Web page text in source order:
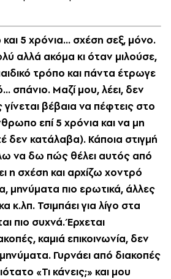
5 χρόνια... σχέση σεξ, μόνο.
αλλά ακόμα κι όταν μιλούσε,
τρόπο και πάντα έτρωγε
σπάνιο. Μαζί μου, λέει, δεν
βέβαια να πέφτεις στο
επί 5 χρόνια και να μη
δεν κατάλαβα). Κάποια στιγμή
να δω πώς θέλει αυτός από
η σχέση και αρχίζω χοντρό
μηνύματα πιο ερωτικά, άλλες
κ.λπ. Τσιμπάει για λίγο στα
πιο συχνά. Έρχεται
καμιά επικοινωνία, δεν
Γυρνάει από διακοπές
«Τι κάνεις;» και μου